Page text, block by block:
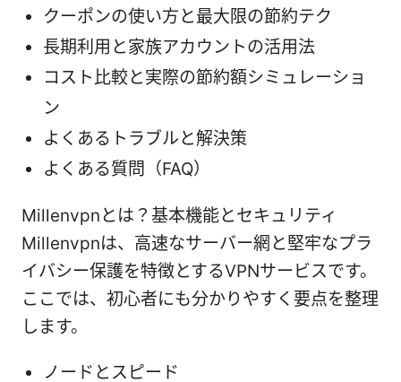
クーポンの使い方と最大限の節約テク
長期利用と家族アカウントの活用法
コスト比較と実際の節約額シミュレーショ
ン
よくあるトラブルと解決策
よくある質問（FAQ）
Millenvpnとは？基本機能とセキュリティ
Millenvpnは、高速なサーバー網と堅牢なプラ
イバシー保護を特徴とするVPNサービスです。
ここでは、初心者にも分かりやすく要点を整理
します。
ノードとスピード